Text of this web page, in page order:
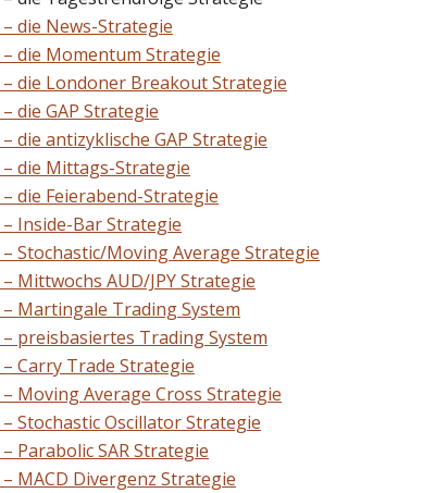
– die News-Strategie
– die Momentum Strategie
– die Londoner Breakout Strategie
– die GAP Strategie
– die antizyklische GAP Strategie
– die Mittags-Strategie
– die Feierabend-Strategie
– Inside-Bar Strategie
– Stochastic/Moving Average Strategie
– Mittwochs AUD/JPY Strategie
– Martingale Trading System
– preisbasiertes Trading System
– Carry Trade Strategie
– Moving Average Cross Strategie
– Stochastic Oscillator Strategie
– Parabolic SAR Strategie
– MACD Divergenz Strategie